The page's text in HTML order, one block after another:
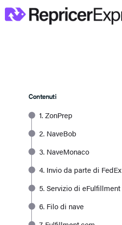
Contenuti
1. ZonPrep
2. NaveBob
3. NaveMonaco
4. Invio da parte di FedEx
5. Servizio di eFulfillment
6. Filo di nave